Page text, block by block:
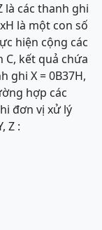
là các thanh ghi
là một con số
hiện cộng các
kết quả chứa
ghi X = 0B37H,
hợp các
đơn vị xử lý
Z :